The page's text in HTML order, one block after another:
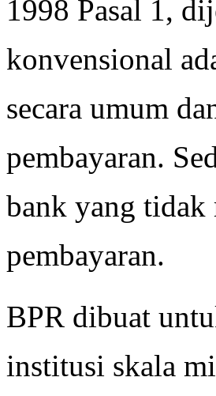
1998 Pasal 1,
konvensional
secara umum
pembayaran.
bank yang tidak
pembayaran.
BPR dibuat
institusi skala